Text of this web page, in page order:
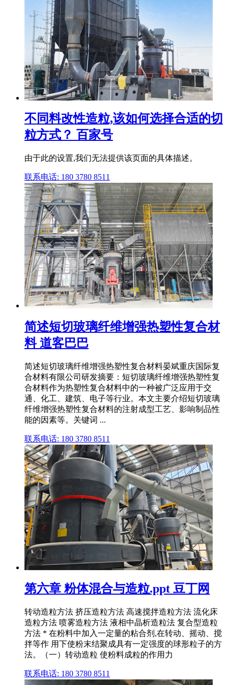
不同料改性造粒,该如何选择合适的切
粒方式？ 百家号
由于此的设置,我们无法提供该页面的具体描述。
联系电话: 180 3780 8511
简述短切玻璃纤维增强热塑性复合材
料 道客巴巴
简述短切玻璃纤维增强热塑性复合材料晏斌重庆国际复
合材料有限公司研发摘要：短切玻璃纤维增强热塑性复
合材料作为热塑性复合材料中的一种被广泛应用于交
通、化工、建筑、电子等行业。本文主要介绍短切玻璃
纤维增强热塑性复合材料的注射成型工艺、影响制品性
能的因素等。关键词 ...
联系电话: 180 3780 8511
第六章 粉体混合与造粒.ppt 豆丁网
转动造粒方法 挤压造粒方法 高速搅拌造粒方法 流化床
造粒方法 喷雾造粒方法 液相中晶析造粒法 复合型造粒
方法 * 在粉料中加入一定量的粘合剂,在转动、摇动、搅
拌等作 用下使粉末结聚成具有一定强度的球形粒子的方
法。（一）转动造粒 使粉料成粒的作用力
联系电话: 180 3780 8511